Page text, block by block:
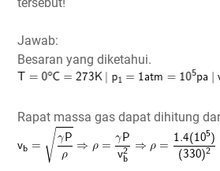
Jawab:
Besaran yang diketahui.
Rapat massa gas dapat dihitung